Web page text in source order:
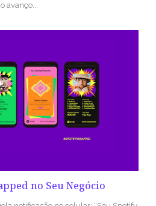
avanço...
no Seu Negócio